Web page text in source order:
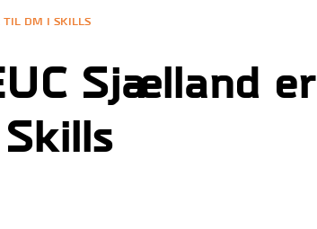
TIL DM I SKILLS
Sjælland er